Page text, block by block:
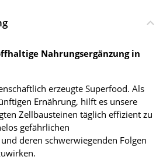
Nahrungsergänzung in
erzeugte Superfood. Als
Ernährung, hilft es unsere
Zellbausteinen täglich effizient zu
gefährlichen
deren schwerwiegenden Folgen